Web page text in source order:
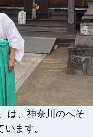
は、神奈川のへそ
ます。